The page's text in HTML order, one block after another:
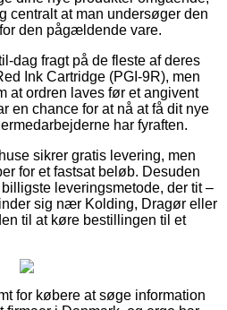
centralt at man undersøger den
den pågældende vare.
dag fragt på de fleste af deres
Ink Cartridge (PGI-9R), men
at ordren laves før et angivent
en chance for at nå at få dit nye
har fyraften.
sikrer gratis levering, men
for et fastsat beløb. Desuden
leveringsmetode, der tit –
sig nær Kolding, Dragør eller
til at køre bestillingen til et
for købere at søge information